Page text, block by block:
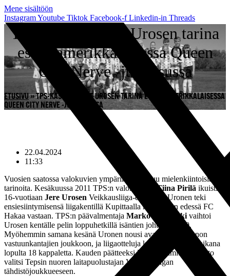
Mene sisältöön
InstagramYoutube Tiktok Facebook-f Linkedin-in Threads
TPS-kasvatti Jere Urosen tarina
esillä amerikkalaisessa Queen
City Nerve -julkaisussa
ETUSIVU»TPS-KASVATTI JERE UROSEN TARINA ESILLÄ AMERIKKALAISESSA
QUEEN CITY NERVE -JULKAISUSSA
22.04.2024
11:33
Vuosien saatossa valokuvien ympärille rakentuu mielenkiintoisia
tarinoita. Kesäkuussa 2011 TPS:n valokuvaaja
Tiina Pirilä ikuisti
16-vuotiaan Jere Urosen Veikkausliiga-debyytin. Uronen teki
ensiesiintymisensä liigakentillä Kupittaalla kotiyleisön edessä FC
Hakaa vastaan. TPS:n päävalmentaja Marko Rajamäki vaihtoi
Urosen kentälle pelin loppuhetkillä isäntien johtaessa 2–0.
Myöhemmin samana kesänä Uronen nousi avauskokoonpanon
vastuunkantajien joukkoon, ja liigaotteluja kertyikin kauden aikana
lopulta 18 kappaletta. Kauden päätteeksi Urheilutoimittajain liitto
valitsi Tepsin nuoren laitapuolustajan Veikkausliigan
tähdistöjoukkueeseen.